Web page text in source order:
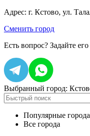
Адрес: г. Кстово, ул.
Сменить город
Есть вопрос? Задайте
Выбранный город:
Популярные города
Все города